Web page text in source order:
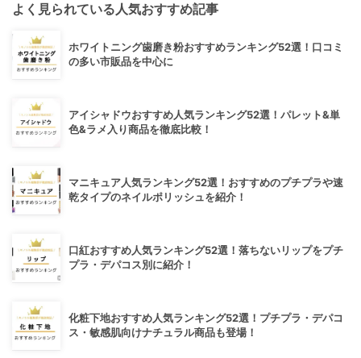
よく見られている人気おすすめ記事
ホワイトニング歯磨き粉おすすめランキング52選！口コミ
の多い市販品を中心に
アイシャドウおすすめ人気ランキング52選！パレット&単
色&ラメ入り商品を徹底比較！
マニキュア人気ランキング52選！おすすめのプチプラや速
乾タイプのネイルポリッシュを紹介！
口紅おすすめ人気ランキング52選！落ちないリップをプチ
プラ・デパコス別に紹介！
化粧下地おすすめ人気ランキング52選！プチプラ・デパコ
ス・敏感肌向けナチュラル商品も登場！